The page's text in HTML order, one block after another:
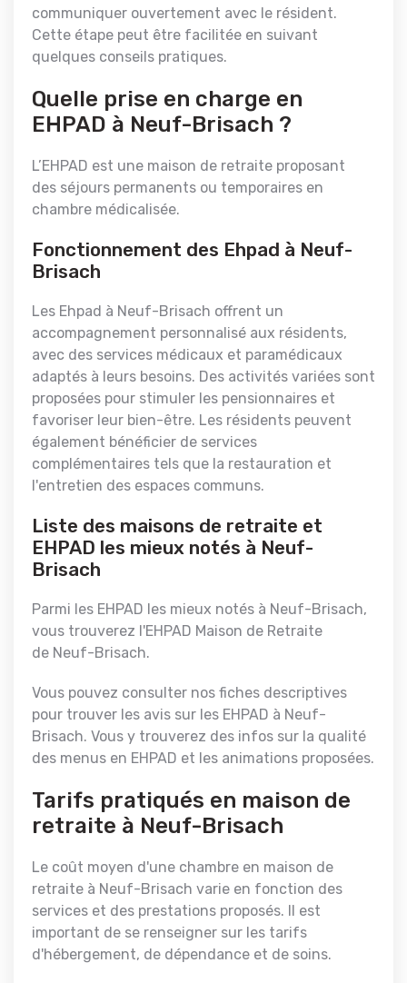
communiquer ouvertement avec le résident.
Cette étape peut être facilitée en suivant
quelques conseils pratiques.
Quelle prise en charge en
EHPAD à Neuf-Brisach ?
L’EHPAD est une maison de retraite proposant
des séjours permanents ou temporaires en
chambre médicalisée.
Fonctionnement des Ehpad à Neuf-
Brisach
Les Ehpad à Neuf-Brisach offrent un
accompagnement personnalisé aux résidents,
avec des services médicaux et paramédicaux
adaptés à leurs besoins. Des activités variées sont
proposées pour stimuler les pensionnaires et
favoriser leur bien-être. Les résidents peuvent
également bénéficier de services
complémentaires tels que la restauration et
l'entretien des espaces communs.
Liste des maisons de retraite et
EHPAD les mieux notés à Neuf-
Brisach
Parmi les EHPAD les mieux notés à Neuf-Brisach,
vous trouverez l'EHPAD Maison de Retraite
de Neuf-Brisach.
Vous pouvez consulter nos fiches descriptives
pour trouver les avis sur les EHPAD à Neuf-
Brisach. Vous y trouverez des infos sur la qualité
des menus en EHPAD et les animations proposées.
Tarifs pratiqués en maison de
retraite à Neuf-Brisach
Le coût moyen d'une chambre en maison de
retraite à Neuf-Brisach varie en fonction des
services et des prestations proposés. Il est
important de se renseigner sur les tarifs
d'hébergement, de dépendance et de soins.